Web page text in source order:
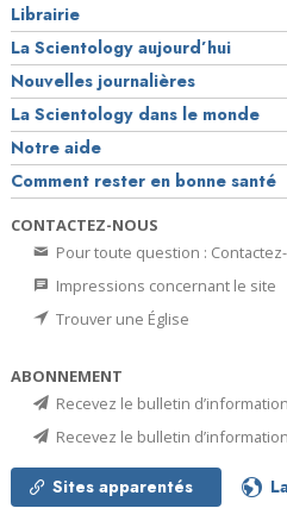
Librairie
La Scientology aujourd’hui
Nouvelles journalières
La Scientology dans le monde
Notre aide
Comment rester en bonne santé
CONTACTEZ-NOUS
Pour toute question :
Impressions concernant le site
Trouver une Église
ABONNEMENT
Recevez le bulletin
Recevez le bulletin
Sites apparentés